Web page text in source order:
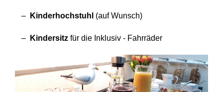
Kinderhochstuhl (auf Wunsch)
Kindersitz für die Inklusiv - Fahrräder